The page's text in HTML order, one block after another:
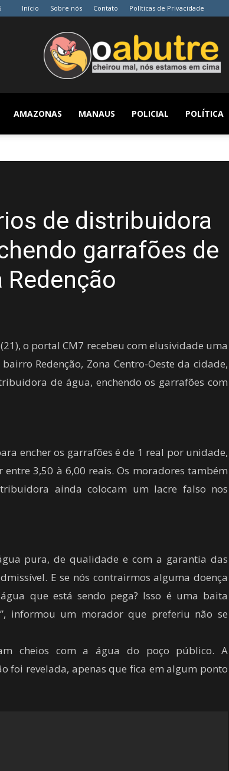
Início Sobre nós Contato Políticas de Privacidade
O
Notícia
AMAZONAS MANAUS POLICIAL POLÍTICA
de distribuidora
garrafões de
o portal CM7 recebeu com elusividade uma
Redenção, Zona Centro-Oeste da cidade,
de água, enchendo os garrafões com
encher os garrafões é de 1 real por unidade,
3,50 à 6,00 reais. Os moradores também
ainda colocam um lacre falso nos
pura, de qualidade e com a garantia das
E se nós contrairmos alguma doença
que está sendo pega? Isso é uma baita
informou um morador que preferiu não se
cheios com a água do poço público. A
foi revelada, apenas que fica em algum ponto